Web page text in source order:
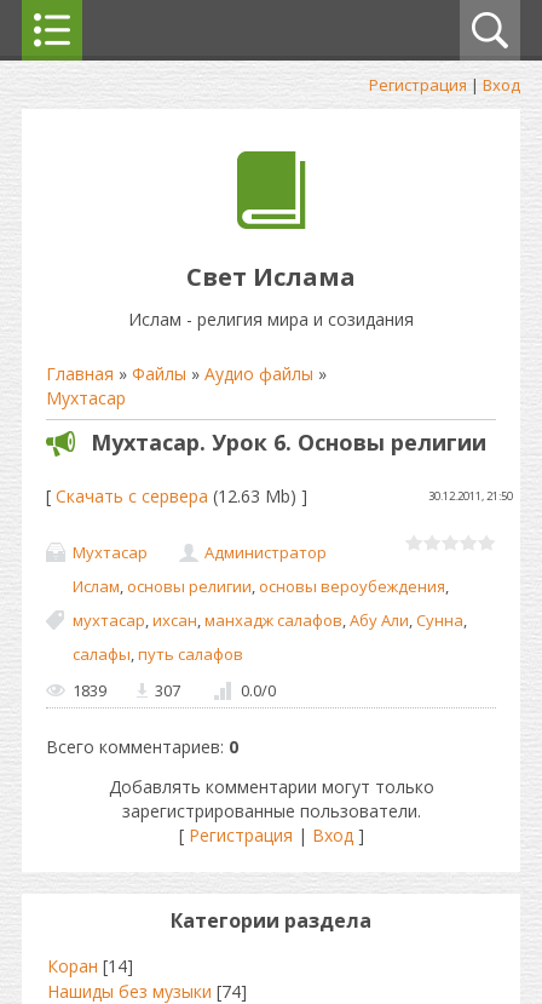
Регистрация | Вход
Свет Ислама
Ислам - религия мира и созидания
Главная » Файлы » Аудио файлы »
Мухтасар
Мухтасар. Урок 6. Основы религии
[ Скачать с сервера (12.63 Mb) ] 30.12.2011, 21:50
Мухтасар
Администратор
Ислам основы религии основы вероубеждения
мухтасар ихсан манхадж салафов Абу Али Сунна
салафы путь салафов
1839
307 0.0/0
Всего комментариев: 0
Добавлять комментарии могут только
зарегистрированные пользователи.
[ Регистрация | Вход]
Категории раздела
Коран [14]
Нашиды без музыки [74]